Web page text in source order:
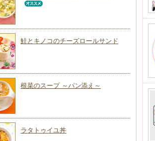
鮭とキノコのチーズロールサンド
根菜のスープ ～パン添え～
ラタトゥイユ丼